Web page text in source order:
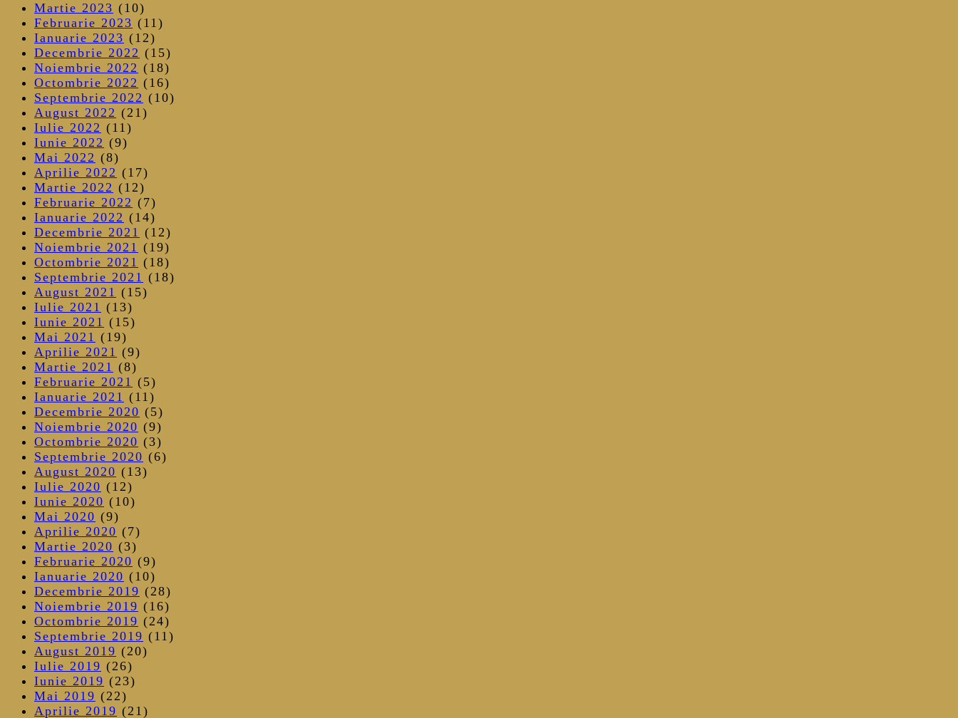
Martie 2023 (10)
Februarie 2023 (11)
Ianuarie 2023 (12)
Decembrie 2022 (15)
Noiembrie 2022 (18)
Octombrie 2022 (16)
Septembrie 2022 (10)
August 2022 (21)
Iulie 2022 (11)
Iunie 2022 (9)
Mai 2022 (8)
Aprilie 2022 (17)
Martie 2022 (12)
Februarie 2022 (7)
Ianuarie 2022 (14)
Decembrie 2021 (12)
Noiembrie 2021 (19)
Octombrie 2021 (18)
Septembrie 2021 (18)
August 2021 (15)
Iulie 2021 (13)
Iunie 2021 (15)
Mai 2021 (19)
Aprilie 2021 (9)
Martie 2021 (8)
Februarie 2021 (5)
Ianuarie 2021 (11)
Decembrie 2020 (5)
Noiembrie 2020 (9)
Octombrie 2020 (3)
Septembrie 2020 (6)
August 2020 (13)
Iulie 2020 (12)
Iunie 2020 (10)
Mai 2020 (9)
Aprilie 2020 (7)
Martie 2020 (3)
Februarie 2020 (9)
Ianuarie 2020 (10)
Decembrie 2019 (28)
Noiembrie 2019 (16)
Octombrie 2019 (24)
Septembrie 2019 (11)
August 2019 (20)
Iulie 2019 (26)
Iunie 2019 (23)
Mai 2019 (22)
Aprilie 2019 (21)